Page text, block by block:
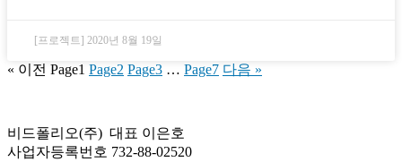
[프로젝트] 2020년 8월 19일
« 이전 Page1 Page2 Page3 … Page7 다음 »
비드폴리오(주) 대표 이은호
사업자등록번호 732-88-02520